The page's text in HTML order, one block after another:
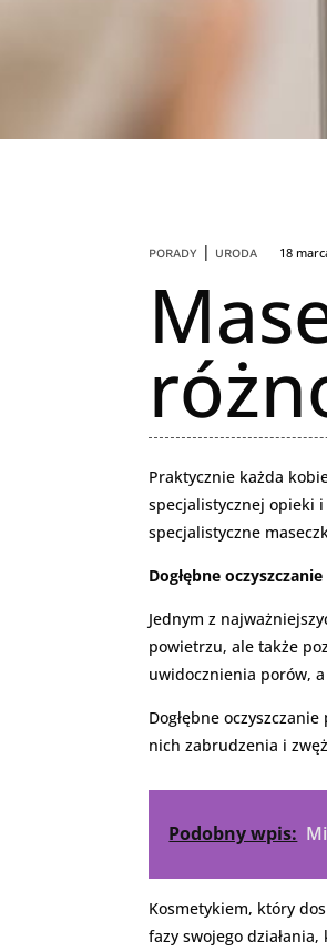
PORADY | URODA 18
Praktycznie każda
specjalistycznej opieki
specjalistyczne
Dogłębne oczyszczanie
Jednym z
powietrzu, ale także
uwidocznienia porów,
Dogłębne
nich zabrudzenia i
Podobny wpis:
Kosmetykiem, który
fazy swojego